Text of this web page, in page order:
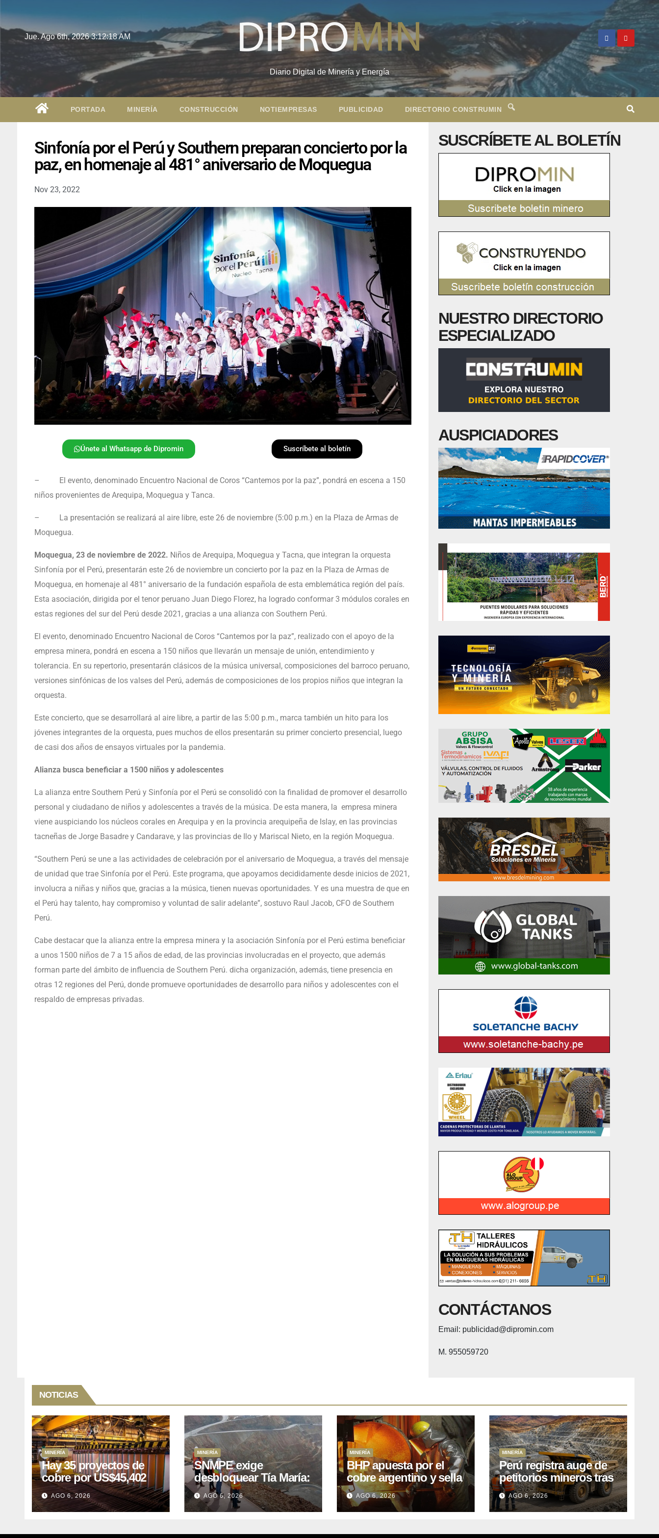
Jue. Ago 6th, 20263:12:19 AM
Diario Digital de Minería y Energía
PORTADA MINERÍA CONSTRUCCIÓN NOTIEMPRESAS PUBLICIDAD DIRECTORIO CONSTRUMIN
Sinfonía por el Perú y Southern preparan concierto por la
paz, en homenaje al 481° aniversario de Moquegua
Nov 23, 2022
Únete al Whatsapp de Dipromin Suscríbete al boletín
– El evento, denominado Encuentro Nacional de Coros “Cantemos por la paz”, pondrá en escena a 150
niños provenientes de Arequipa, Moquegua y Tanca.
– La presentación se realizará al aire libre, este 26 de noviembre (5:00 p.m.) en la Plaza de Armas de
Moquegua.
Moquegua, 23 de noviembre de 2022. Niños de Arequipa, Moquegua y Tacna, que integran la orquesta
Sinfonía por el Perú, presentarán este 26 de noviembre un concierto por la paz en la Plaza de Armas de
Moquegua, en homenaje al 481° aniversario de la fundación española de esta emblemática región del país.
Esta asociación, dirigida por el tenor peruano Juan Diego Florez, ha logrado conformar 3 módulos corales en
estas regiones del sur del Perú desde 2021, gracias a una alianza con Southern Perú.
El evento, denominado Encuentro Nacional de Coros “Cantemos por la paz”, realizado con el apoyo de la
empresa minera, pondrá en escena a 150 niños que llevarán un mensaje de unión, entendimiento y
tolerancia. En su repertorio, presentarán clásicos de la música universal, composiciones del barroco peruano,
versiones sinfónicas de los valses del Perú, además de composiciones de los propios niños que integran la
orquesta.
Este concierto, que se desarrollará al aire libre, a partir de las 5:00 p.m., marca también un hito para los
jóvenes integrantes de la orquesta, pues muchos de ellos presentarán su primer concierto presencial, luego
de casi dos años de ensayos virtuales por la pandemia.
Alianza busca beneficiar a 1500 niños y adolescentes
La alianza entre Southern Perú y Sinfonía por el Perú se consolidó con la finalidad de promover el desarrollo
personal y ciudadano de niños y adolescentes a través de la música. De esta manera, la empresa minera
viene auspiciando los núcleos corales en Arequipa y en la provincia arequipeña de Islay, en las provincias
tacneñas de Jorge Basadre y Candarave, y las provincias de Ilo y Mariscal Nieto, en la región Moquegua.
“Southern Perú se une a las actividades de celebración por el aniversario de Moquegua, a través del mensaje
de unidad que trae Sinfonía por el Perú. Este programa, que apoyamos decididamente desde inicios de 2021,
involucra a niñas y niños que, gracias a la música, tienen nuevas oportunidades. Y es una muestra de que en
el Perú hay talento, hay compromiso y voluntad de salir adelante”, sostuvo Raul Jacob, CFO de Southern
Perú.
Cabe destacar que la alianza entre la empresa minera y la asociación Sinfonía por el Perú estima beneficiar
a unos 1500 niños de 7 a 15 años de edad, de las provincias involucradas en el proyecto, que además
forman parte del ámbito de influencia de Southern Perú. dicha organización, además, tiene presencia en
otras 12 regiones del Perú, donde promueve oportunidades de desarrollo para niños y adolescentes con el
respaldo de empresas privadas.
SUSCRÍBETE AL BOLETÍN
NUESTRO DIRECTORIO
ESPECIALIZADO
AUSPICIADORES
CONTÁCTANOS
Email: publicidad@dipromin.com
M. 955059720
NOTICIAS
MINERÍA
Hay 35 proyectos de
cobre por US$45,402
millones que Perú
puede aprovechar
AGO 6, 2026
MINERÍA
SNMPE exige
desbloquear Tía María:
el proyecto de
US$1.400M que Perú
lleva 15 años
AGO 6, 2026
MINERÍA
BHP apuesta por el
cobre argentino y sella
acuerdo con Kobrea
para siete proyecto
AGO 6, 2026
MINERÍA
Perú registra auge de
petitorios mineros tras
liberación de más de
mil concesiones para
explorar cobre y oro
AGO 6, 2026